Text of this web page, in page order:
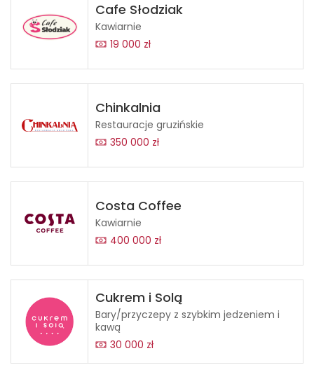
Cafe Słodziak
Kawiarnie
19 000 zł
Chinkalnia
Restauracje gruzińskie
350 000 zł
Costa Coffee
Kawiarnie
400 000 zł
Cukrem i Solą
Bary/przyczepy z szybkim jedzeniem i
kawą
30 000 zł